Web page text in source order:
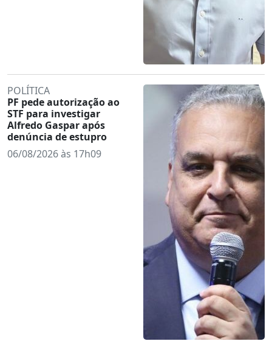
POLÍTICA
PF pede autorização ao
STF para investigar
Alfredo Gaspar após
denúncia de estupro
06/08/2026 às 17h09